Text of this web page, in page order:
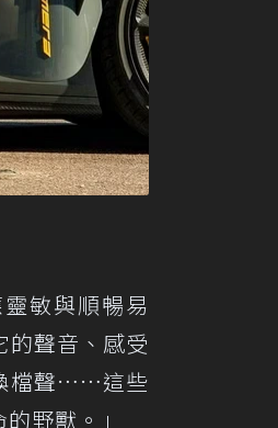
敏與順暢易
的聲音、感受
檔聲……這些
野獸。」